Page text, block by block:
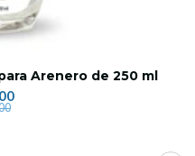
Arenero de 250 ml